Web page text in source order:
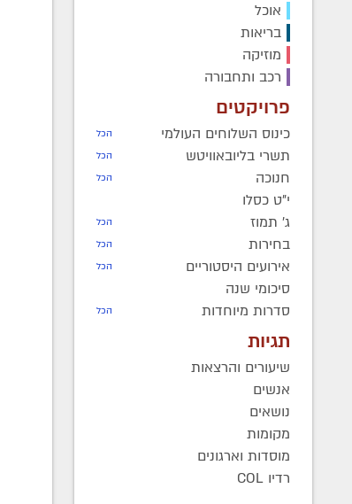
אוכל
בריאות
מוזיקה
רכב ותחבורה
פרויקטים
כינוס השלוחים העולמי הכל
תשרי בליובאוויטש הכל
חנוכה הכל
י"ט כסלו
ג' תמוז
הכל
בחירות הכל
אירועים היסטוריים הכל
סיכומי שנה
סדרות מיוחדות
הכל
תגיות
שיעורים והרצאות
אנשים
נושאים
מקומות
מוסדות וארגונים
רדיו COL